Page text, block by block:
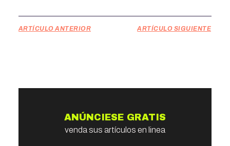
ARTÍCULO ANTERIOR ARTÍCULO SIGUIENTE
ANÚNCIESE GRATIS
venda sus artículos en linea